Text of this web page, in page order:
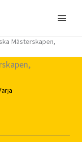
Mästerskapen,